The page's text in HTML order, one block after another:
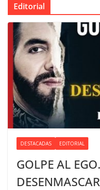
Editorial
DESTACADAS EDITORIAL
GOLPE AL